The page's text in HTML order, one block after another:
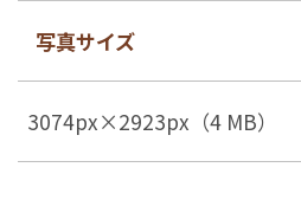
写真サイズ
3074px×2923px（4 MB）